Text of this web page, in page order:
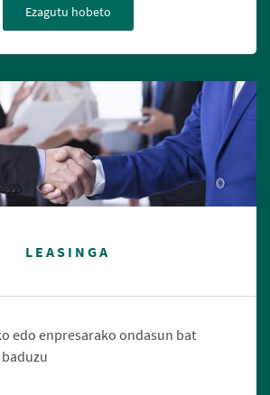
Ezagutu hobeto
LEASINGA
edo enpresarako ondasun bat